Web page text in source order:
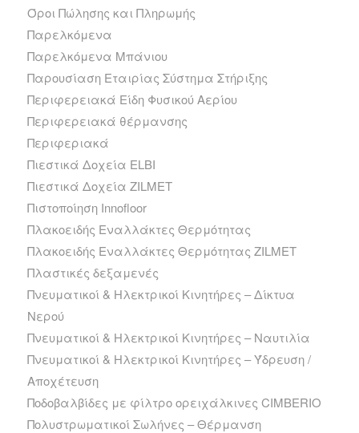
Όροι Πώλησης και Πληρωμής
Παρελκόμενα
Παρελκόμενα Μπάνιου
Παρουσίαση Εταιρίας Σύστημα Στήριξης
Περιφερειακά Είδη Φυσικού Αερίου
Περιφερειακά θέρμανσης
Περιφεριακά
Πιεστικά Δοχεία ELBI
Πιεστικά Δοχεία ZILMET
Πιστοποίηση Innofloor
Πλακοειδής Εναλλάκτες Θερμότητας
Πλακοειδής Εναλλάκτες Θερμότητας ZILMET
Πλαστικές δεξαμενές
Πνευματικοί & Ηλεκτρικοί Κινητήρες – Δίκτυα
Νερού
Πνευματικοί & Ηλεκτρικοί Κινητήρες – Ναυτιλία
Πνευματικοί & Ηλεκτρικοί Κινητήρες – Ύδρευση /
Αποχέτευση
Ποδοβαλβίδες με φίλτρο ορειχάλκινες CIMBERIO
Πολυστρωματικοί Σωλήνες – Θέρμανση